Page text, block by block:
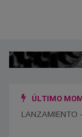
ÚLTIMO
LANZAMIENTO